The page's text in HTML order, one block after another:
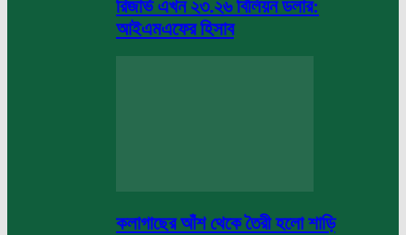
রিজার্ভ এখন ২৩.২৬ বিলিয়ন ডলার:
আইএমএফের হিসাব
কলাগাছের আঁশ থেকে তৈরী হলো শাড়ি